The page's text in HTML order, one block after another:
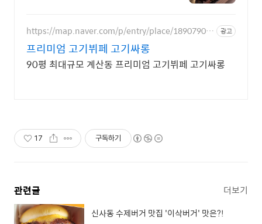
https://map.naver.com/p/entry/place/18907900 광고
프리미엄 고기뷔페 고기싸롱
90평 최대규모 계산동 프리미엄 고기뷔페 고기싸롱
17 구독하기
관련글 더보기
신사동 수제버거 맛집 '이삭버거' 맛은?!